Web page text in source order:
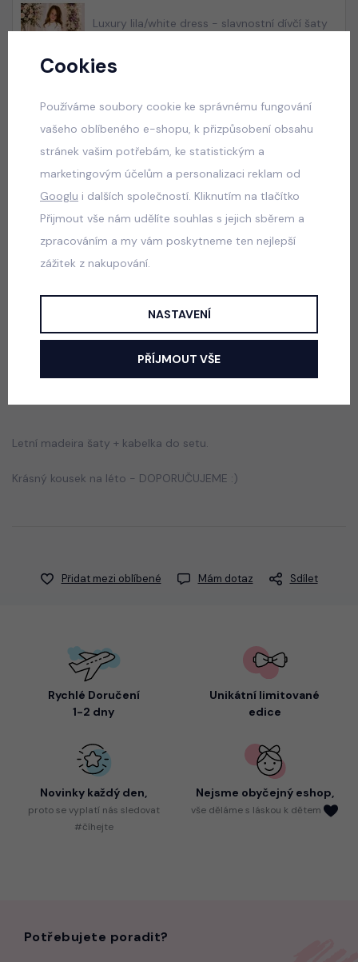
Luxury lila/white dress - slavnostní dívčí šaty
550 Kč
Luxury royal blue dress
skladem
550 Kč
Luxury Smaragd dress - luxusní dívčí šaty
skladem
Popis Jak vybrat správnou velikost?
Letní madeira šaty + kabelka do setu.
Krásný kousek na léto - DOPORUČUJEME :)
Přidat mezi oblíbené Mám dotaz Sdílet
Rychlé Doručení
1-2 dny
Unikátní limitované
edice
Novinky každý den,
protose vyplatí nás sledovat
#číhejte
Nejsme obyčejný eshop,
vše děláme s láskou k dětem
Potřebujete poradit?
Cookies
Používáme soubory cookie ke správnému fungování
vašeho oblíbeného e-shopu, k přizpůsobení obsahu
stránek vašim potřebám, ke statistickým a
marketingovým účelům a personalizaci reklam od
Googlu i dalších společností. Kliknutím na tlačítko
Přijmout vše nám udělíte souhlas s jejich sběrem a
zpracováním a my vám poskytneme ten nejlepší
zážitek z nakupování.
NASTAVENÍ
PŘÍJMOUT VŠE